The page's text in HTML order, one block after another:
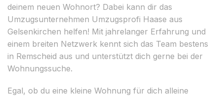
deinem neuen Wohnort? Dabei kann dir das
Umzugsunternehmen Umzugsprofi Haase aus
Gelsenkirchen helfen! Mit jahrelanger Erfahrung und
einem breiten Netzwerk kennt sich das Team bestens
in Remscheid aus und unterstützt dich gerne bei der
Wohnungssuche.
Egal, ob du eine kleine Wohnung für dich alleine